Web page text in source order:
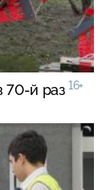
70-й раз 16+